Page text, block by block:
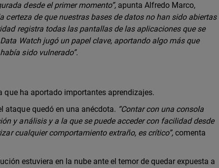
desde el primer momento”,apunta Alfredo Marco,
certeza de que nuestras bases de datos no han sido abiertas
registra todas las pantallas de las aplicaciones que se
Watch jugó un papel clave, aportando algo más que
sido vulnerado”.
que ha aportado importantes aprendizajes.
ataque quedó en una anécdota. “Contar con una consola
y análisis y a la que se puede acceder con facilidad desde
cualquier comportamiento extraño, es crítico”, comenta
estuviera en la nube ante el temor de quedar expuesta a